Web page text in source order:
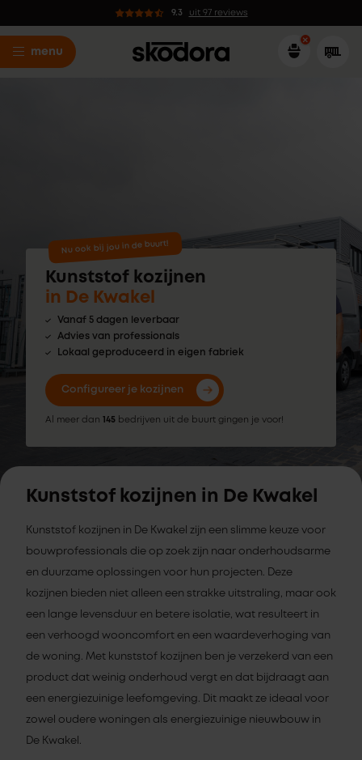
9.3 uit 97 reviews
menu
Nu ook bij jou in de buurt!
Kunststof kozijnen
in De Kwakel
Vanaf 5 dagen leverbaar
Advies van professionals
Lokaal geproduceerd in eigen fabriek
Configureer je kozijnen
Al meer dan 145 bedrijven uit de buurt gingen je voor!
Kunststof kozijnen in De Kwakel
Kunststof kozijnen in De Kwakel zijn een slimme keuze voor
bouwprofessionals die op zoek zijn naar onderhoudsarme
en duurzame oplossingen voor hun projecten. Deze
kozijnen bieden niet alleen een strakke uitstraling, maar ook
een lange levensduur en betere isolatie, wat resulteert in
een verhoogd wooncomfort en een waardeverhoging van
de woning. Met kunststof kozijnen ben je verzekerd van een
product dat weinig onderhoud vergt en dat bijdraagt aan
een energiezuinige leefomgeving. Dit maakt ze ideaal voor
zowel oudere woningen als energiezuinige nieuwbouw in
De Kwakel.